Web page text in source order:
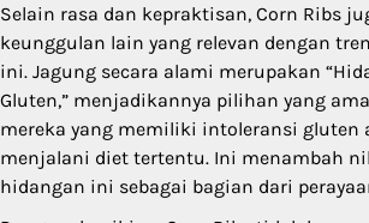
Selain rasa dan kepraktisan, Corn Ribs
keunggulan lain yang relevan dengan
ini. Jagung secara alami merupakan
Gluten,” menjadikannya pilihan yang
mereka yang memiliki intoleransi gluten
menjalani diet tertentu. Ini menambah
hidangan ini sebagai bagian dari